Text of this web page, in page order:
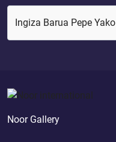
Ingiza Barua Pepe Yako
Noor Gallery